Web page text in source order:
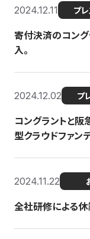
2024.12.11 プ
寄付決済のコング
入。
2024.12.02 プ
コングラントと
型クラウドファン
2024.11.22
全社研修による